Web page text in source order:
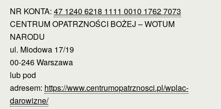
NR KONTA: 47 1240 6218 1111 0010 1762 7073
CENTRUM OPATRZNOŚCI BOŻEJ – WOTUM
NARODU
ul. Miodowa 17/19
00-246 Warszawa
lub pod
adresem: https://www.centrumopatrznosci.pl/wplac-
darowizne/